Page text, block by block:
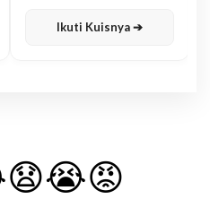
Ikuti Kuisnya ➔
😧😭😡